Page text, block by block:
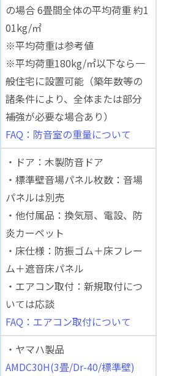
の場合 6畳間全体の平均荷重 約1
01kg/㎡
※平均荷重は参考値
※平均荷重180kg/㎡以下なら一
般住宅に設置可能（築年数等の
諸条件により、全体または部分
補強が必要な場合あり）
FAQ：防音室の重量について
・ドア：木製防音ドア
・標準壁音場パネル枚数：音場
パネルは別売
・他付属品：換気扇、電設、防
炎カーペット
・床仕様：防振ゴム＋床フレー
ム＋遮音床パネル
・エアコン取付：新規取付につ
いては応談
FAQ：エアコン取付について
・ヤマハ製品
AMDC30H(3畳/Dr-40/標準壁)